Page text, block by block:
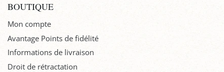
BOUTIQUE
Mon compte
Avantage Points de fidélité
Informations de livraison
Droit de rétractation